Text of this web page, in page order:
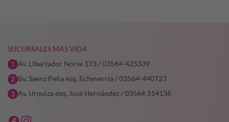
SUCURSALES MÁS VIDA
Av. Libertador Norte 173 / 03564-425339
Bv. Saenz Peña esq. Echeverría / 03564-440723
Av. Urquiza esq. José Hernández / 03564 314136